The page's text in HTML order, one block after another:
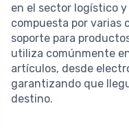
en el sector logístico
compuesta por varias
soporte para
utiliza comúnmente
artículos, desde
garantizando que
destino.